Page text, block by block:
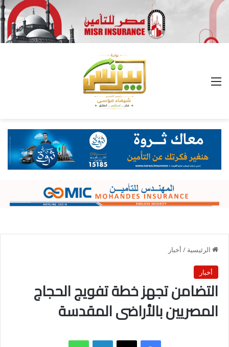
الرئيسية / أخبار
أخبار
التضامن تجهز خطة تفويج الحجاج
المصريين بالأراضى المقدسة
فيسبوك X لينكدإن